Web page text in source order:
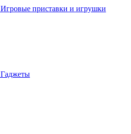
Игровые приставки и игрушки
Гаджеты